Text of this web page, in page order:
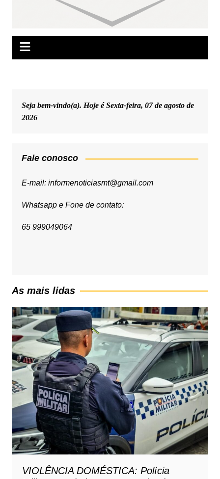
Seja bem-vindo(a). Hoje éSexta-feira, 07 de agosto de
2026
Fale conosco
E-mail: informenoticiasmt@gmail.com
Whatsapp e Fone de contato:
65 999049064
As mais lidas
VIOLÊNCIA DOMÉSTICA: Polícia